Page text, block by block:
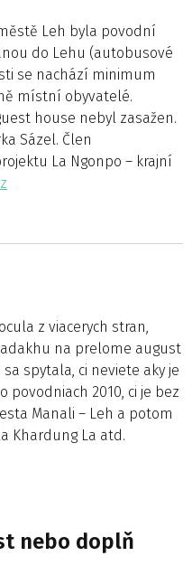
Leh byla povodní
do Lehu (autobusové
se nachází minimum
místní obyvatelé.
house nebyl zasažen.
Sázel. Člen
La Ngonpo – krajní
z viacerych stran,
na prelome august
spytala, ci neviete aky je
povodniach 2010, ci je bez
Manali – Leh a potom
Khardung La atd.
nebo doplň